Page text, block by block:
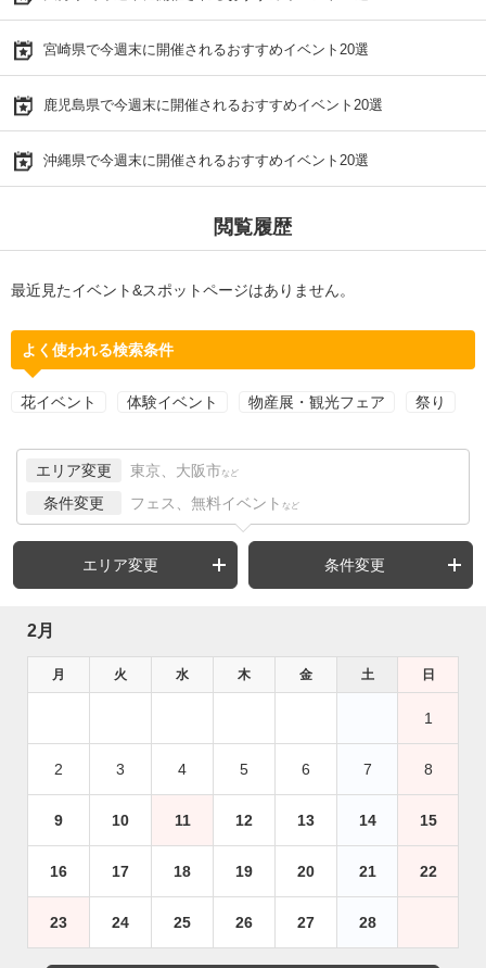
宮崎県で今週末に開催されるおすすめイベント20選
鹿児島県で今週末に開催されるおすすめイベント20選
沖縄県で今週末に開催されるおすすめイベント20選
閲覧履歴
最近見たイベント&スポットページはありません。
よく使われる検索条件
花イベント 体験イベント 物産展・観光フェア 祭り
エリア変更 東京、大阪市 など
条件変更 フェス、無料イベント など
エリア変更 条件変更
2月
月 火 水 木 金 土 日
1
2 3 4 5 6 7 8
9 10 11 12 13 14 15
16 17 18 19 20 21 22
23 24 25 26 27 28